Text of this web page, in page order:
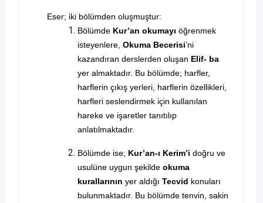
Eser; iki bölümden oluşmuştur:
Bölümde Kur’an okumayı öğrenmek
isteyenlere, Okuma Becerisi’ni
kazandıran derslerden oluşan Elif- ba
yer almaktadır. Bu bölümde; harfler,
harflerin çıkış yerleri, harflerin özellikleri,
harfleri seslendirmek için kullanılan
hareke ve işaretler tanıtılıp
anlatılmaktadır.
Bölümde ise; Kur’an-ı Kerim’i doğru ve
usulüne uygun şekilde okuma
kurallarının yer aldığı Tecvid konuları
bulunmaktadır. Bu bölümde tenvin, sakin